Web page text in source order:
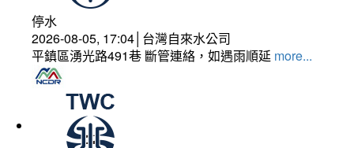
停水
2026-08-05, 17:04│台灣自來水公司
平鎮區湧光路491巷 斷管連絡，如遇雨順延 more...